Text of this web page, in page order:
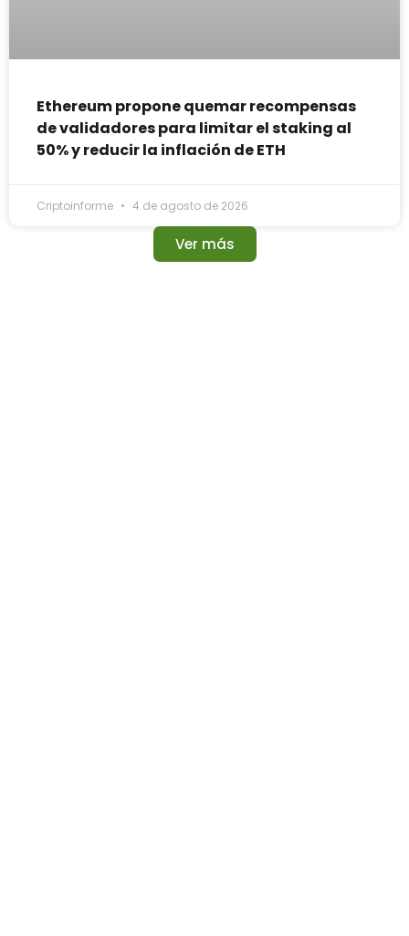
Ethereum propone quemar recompensas
de validadores para limitar el staking al
50% y reducir la inflación de ETH
Criptoinforme 4 de agosto de 2026
Ver más